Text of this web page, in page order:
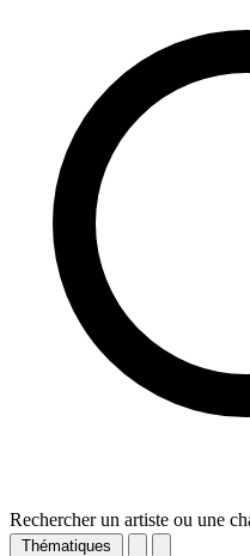
Rechercher un artiste ou une
Thématiques